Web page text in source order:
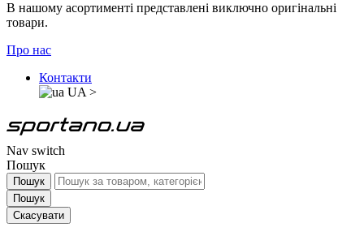
В нашому асортименті представлені виключно оригінальні
товари.
Про нас
Контакти
UA >
Nav switch
Пошук
Пошук
Пошук
Скасувати